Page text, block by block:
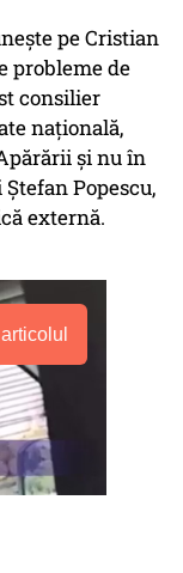
pe Cristian
probleme de
consilier
națională,
și nu în
Popescu,
externă.